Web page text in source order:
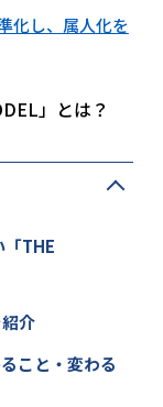
化し、属人化を
「THE
介
こと・変わる